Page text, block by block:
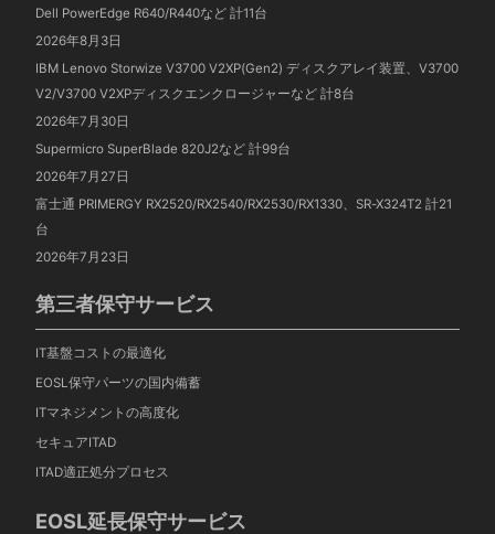
Dell PowerEdge R640/R440など 計11台
2026年8月3日
IBM Lenovo Storwize V3700 V2XP(Gen2) ディスクアレイ装置、V3700
V2/V3700 V2XPディスクエンクロージャーなど 計8台
2026年7月30日
Supermicro SuperBlade 820J2など 計99台
2026年7月27日
富士通 PRIMERGY RX2520/RX2540/RX2530/RX1330、SR-X324T2 計21
台
2026年7月23日
第三者保守サービス
IT基盤コストの最適化
EOSL保守パーツの国内備蓄
ITマネジメントの高度化
セキュアITAD
ITAD適正処分プロセス
EOSL延長保守サービス